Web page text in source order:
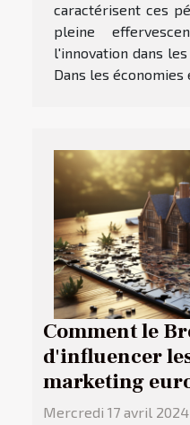
caractérisent ces
pleine
l'innovation dans
Dans les économies
Comment le
d'influencer
marketing
Mercredi 17 avril 2024